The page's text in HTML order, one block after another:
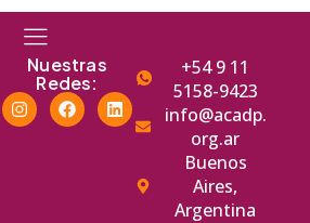
+54 9 11
5158-9423
info@acadp.
org.ar
Buenos
Aires,
Argentina
Nuestras
Redes: